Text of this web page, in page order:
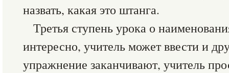
назвать, какая это штанга.
Третья ступень урока о
интересно, учитель может ввести и
упражнение заканчивают, учитель